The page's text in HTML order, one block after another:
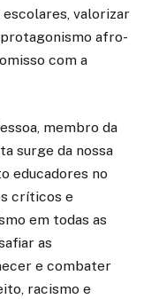
escolares, valorizar
afro-
com a
membro da
surge da nossa
educadores no
críticos e
em todas as
as
e combater
racismo e